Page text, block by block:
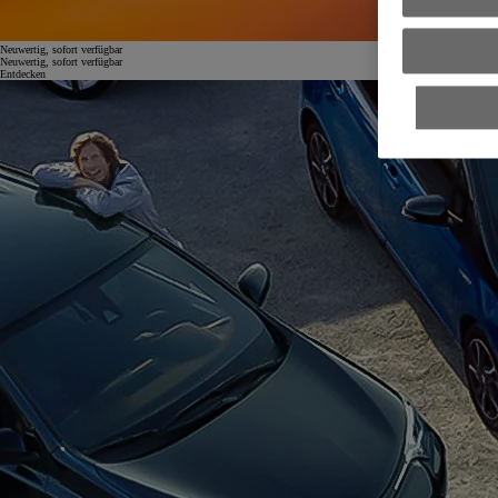
Neuwertig, sofort verfügbar
Neuwertig, sofort verfügbar
Entdecken